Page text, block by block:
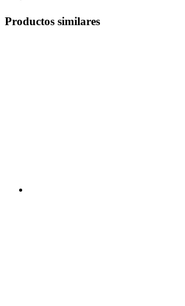
Productos similares